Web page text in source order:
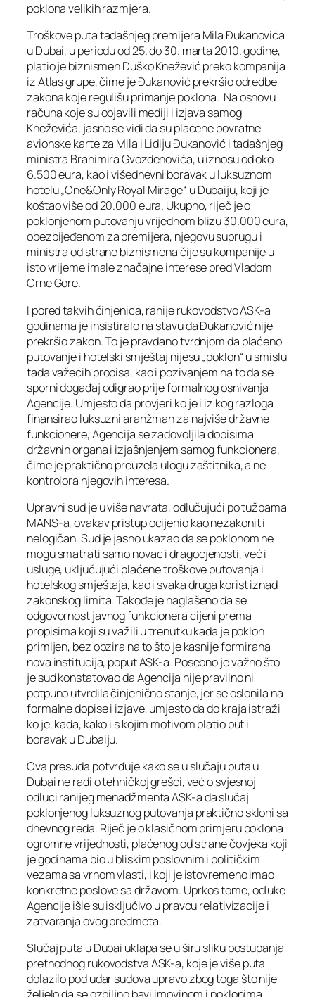
poklona velikih razmjera.
Troškove puta tadašnjeg premijera Mila Đukanovića
u Dubai, u periodu od 25. do 30. marta 2010. godine,
platio je biznismen Duško Knežević preko kompanija
iz Atlas grupe, čime je Đukanović prekršio odredbe
zakona koje regulišu primanje poklona. Na osnovu
računa koje su objavili mediji i izjava samog
Kneževića, jasno se vidi da su plaćene povratne
avionske karte za Mila i Lidiju Đukanović i tadašnjeg
ministra Branimira Gvozdenovića, u iznosu od oko
6.500 eura, kao i višednevni boravak u luksuznom
hotelu „One&Only Royal Mirage“ u Dubaiju, koji je
koštao više od 20.000 eura. Ukupno, riječ je o
poklonjenom putovanju vrijednom blizu 30.000 eura,
obezbijeđenom za premijera, njegovu suprugu i
ministra od strane biznismena čije su kompanije u
isto vrijeme imale značajne interese pred Vladom
Crne Gore.
I pored takvih činjenica, ranije rukovodstvo ASK-a
godinama je insistiralo na stavu da Đukanović nije
prekršio zakon. To je pravdano tvrdnjom da plaćeno
putovanje i hotelski smještaj nijesu „poklon“ u smislu
tada važećih propisa, kao i pozivanjem na to da se
sporni događaj odigrao prije formalnog osnivanja
Agencije. Umjesto da provjeri ko je i iz kog razloga
finansirao luksuzni aranžman za najviše državne
funkcionere, Agencija se zadovoljila dopisima
državnih organa i izjašnjenjem samog funkcionera,
čime je praktično preuzela ulogu zaštitnika, a ne
kontrolora njegovih interesa.
Upravni sud je u više navrata, odlučujući po tužbama
MANS-a, ovakav pristup ocijenio kao nezakonit i
nelogičan. Sud je jasno ukazao da se poklonom ne
mogu smatrati samo novac i dragocjenosti, već i
usluge, uključujući plaćene troškove putovanja i
hotelskog smještaja, kao i svaka druga korist iznad
zakonskog limita. Takođe je naglašeno da se
odgovornost javnog funkcionera cijeni prema
propisima koji su važili u trenutku kada je poklon
primljen, bez obzira na to što je kasnije formirana
nova institucija, poput ASK-a. Posebno je važno što
je sud konstatovao da Agencija nije pravilno ni
potpuno utvrdila činjenično stanje, jer se oslonila na
formalne dopise i izjave, umjesto da do kraja istraži
ko je, kada, kako i s kojim motivom platio put i
boravak u Dubaiju.
Ova presuda potvrđuje kako se u slučaju puta u
Dubai ne radi o tehničkoj grešci, već o svjesnoj
odluci ranijeg menadžmenta ASK-a da slučaj
poklonjenog luksuznog putovanja praktično skloni sa
dnevnog reda. Riječ je o klasičnom primjeru poklona
ogromne vrijednosti, plaćenog od strane čovjeka koji
je godinama bio u bliskim poslovnim i političkim
vezama sa vrhom vlasti, i koji je istovremeno imao
konkretne poslove sa državom. Uprkos tome, odluke
Agencije išle su isključivo u pravcu relativizacije i
zatvaranja ovog predmeta.
Slučaj puta u Dubai uklapa se u širu sliku postupanja
prethodnog rukovodstva ASK-a, koje je više puta
dolazilo pod udar sudova upravo zbog toga što nije